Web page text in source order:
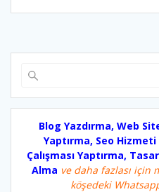
Blog Yazdırma, Web
Yaptırma, Seo
Çalışması Yaptırma,
Alma ve daha fazlası için
köşedeki